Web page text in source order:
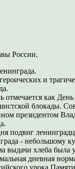
России.
и
отмечается как
блокады.
президентом
подвиг
- небольшому
выдачи хлеба была
дневная
урока